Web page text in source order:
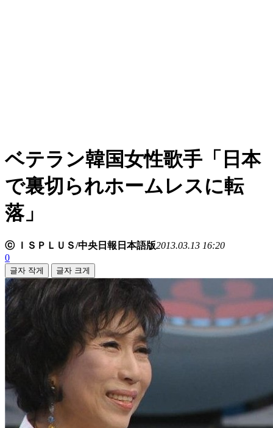
ベテラン韓国女性歌手「日本
で裏切られホームレスに転
落」
ⓒ ＩＳＰＬＵＳ/中央日報日本語版2013.03.13 16:20
0
글자 작게 글자 크게